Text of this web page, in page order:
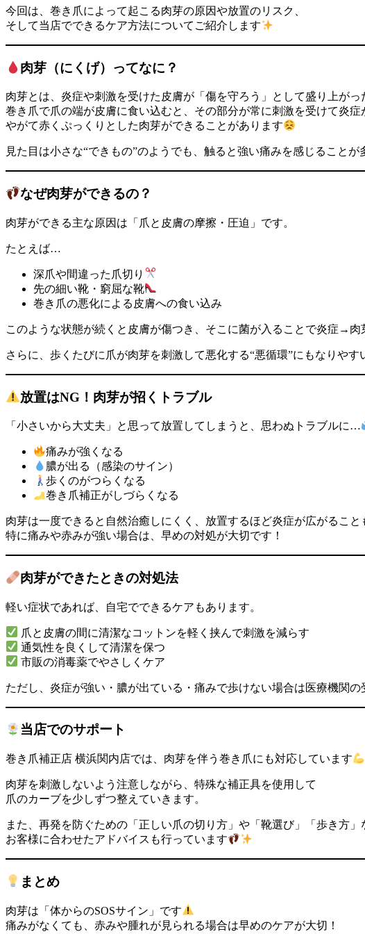
今回は、巻き爪によって起こる肉芽の原因や放置のリスク、
そして当店でできるケア方法についてご紹介します
肉芽（にくげ）ってなに？
肉芽とは、炎症や刺激を受けた皮膚が「傷を守ろう」として盛り上がっ
巻き爪で爪の端が皮膚に食い込むと、その部分が常に刺激を受けて炎症
やがて赤くぷっくりとした肉芽ができることがあります
見た目は小さな“できもの”のようでも、触ると強い痛みを感じることが
なぜ肉芽ができるの？
肉芽ができる主な原因は「爪と皮膚の摩擦・圧迫」です。
たとえば…
深爪や間違った爪切り
先の細い靴・窮屈な靴
巻き爪の悪化による皮膚への食い込み
このような状態が続くと皮膚が傷つき、そこに菌が入ることで炎症→肉
さらに、歩くたびに爪が肉芽を刺激して悪化する“悪循環”にもなりやす
放置はNG！肉芽が招くトラブル
「小さいから大丈夫」と思って放置してしまうと、思わぬトラブルに…
痛みが強くなる
膿が出る（感染のサイン）
歩くのがつらくなる
巻き爪補正がしづらくなる
肉芽は一度できると自然治癒しにくく、放置するほど炎症が広がること
特に痛みや赤みが強い場合は、早めの対処が大切です！
肉芽ができたときの対処法
軽い症状であれば、自宅でできるケアもあります。
爪と皮膚の間に清潔なコットンを軽く挟んで刺激を減らす
通気性を良くして清潔を保つ
市販の消毒薬でやさしくケア
ただし、炎症が強い・膿が出ている・痛みで歩けない場合は医療機関の
当店でのサポート
巻き爪補正店 横浜関内店では、肉芽を伴う巻き爪にも対応しています
肉芽を刺激しないよう注意しながら、特殊な補正具を使用して
爪のカーブを少しずつ整えていきます。
また、再発を防ぐための「正しい爪の切り方」や「靴選び」「歩き方」
お客様に合わせたアドバイスも行っています
まとめ
肉芽は「体からのSOSサイン」です
痛みがなくても、赤みや腫れが見られる場合は早めのケアが大切！